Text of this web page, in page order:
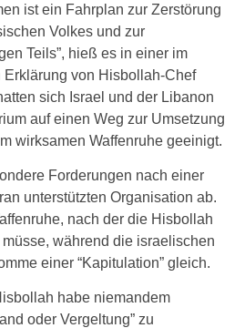
ist ein Fahrplan zur Zerstörung
Volkes und zur
Teils”, hieß es in einer im
Erklärung von Hisbollah-Chef
sich Israel und der Libanon
auf einen Weg zur Umsetzung
wirksamen Waffenruhe geeinigt.
Forderungen nach einer
unterstützten Organisation ab.
nach der die Hisbollah
während die israelischen
einer “Kapitulation” gleich.
habe niemandem
oder Vergeltung” zu